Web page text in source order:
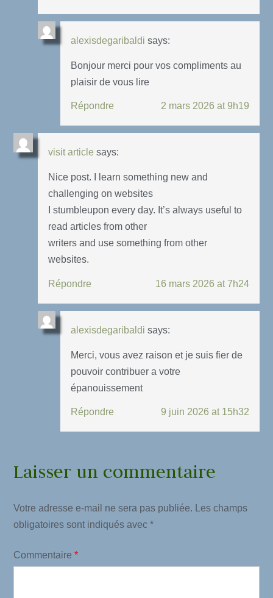
alexisdegaribaldi says:
Bonjour merci pour vos compliments au
plaisir de vous lire
Répondre 2 mars 2026 at 9h19
visit article says:
Nice post. I learn something new and
challenging on websites
I stumbleupon every day. It’s always useful to
read articles from other
writers and use something from other
websites.
Répondre 16 mars 2026 at 7h24
alexisdegaribaldi says:
Merci, vous avez raison et je suis fier de
pouvoir contribuer a votre
épanouissement
Répondre 9 juin 2026 at 15h32
Laisser un commentaire
Votre adresse e-mail ne sera pas publiée.
Les champs
obligatoires sont indiqués avec *
Commentaire *